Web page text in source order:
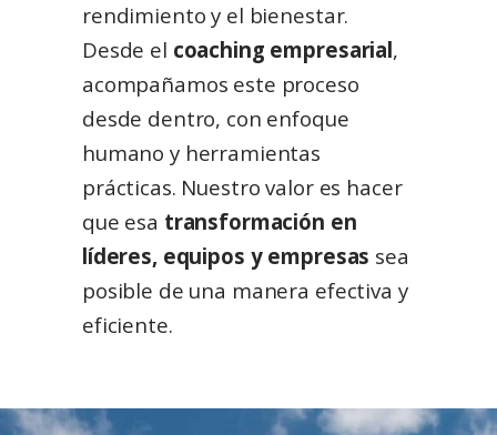
rendimiento y el bienestar.
Desde el coaching empresarial,
acompañamos este proceso
desde dentro, con enfoque
humano y herramientas
prácticas. Nuestro valor es hacer
que esa transformación en
líderes, equipos y empresas sea
posible de una manera efectiva y
eficiente.